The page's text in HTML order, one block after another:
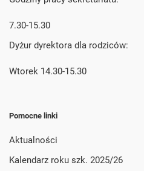
7.30-15.30
Dyżur dyrektora dla rodziców:
Wtorek 14.30-15.30
Pomocne linki
Aktualności
Kalendarz roku szk. 2025/26